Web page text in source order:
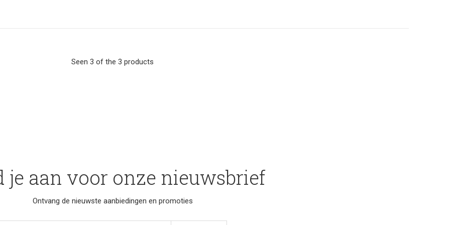
Seen 3 of the 3 products
je aan voor onze nieuwsbrief
Ontvang de nieuwste aanbiedingen en promoties